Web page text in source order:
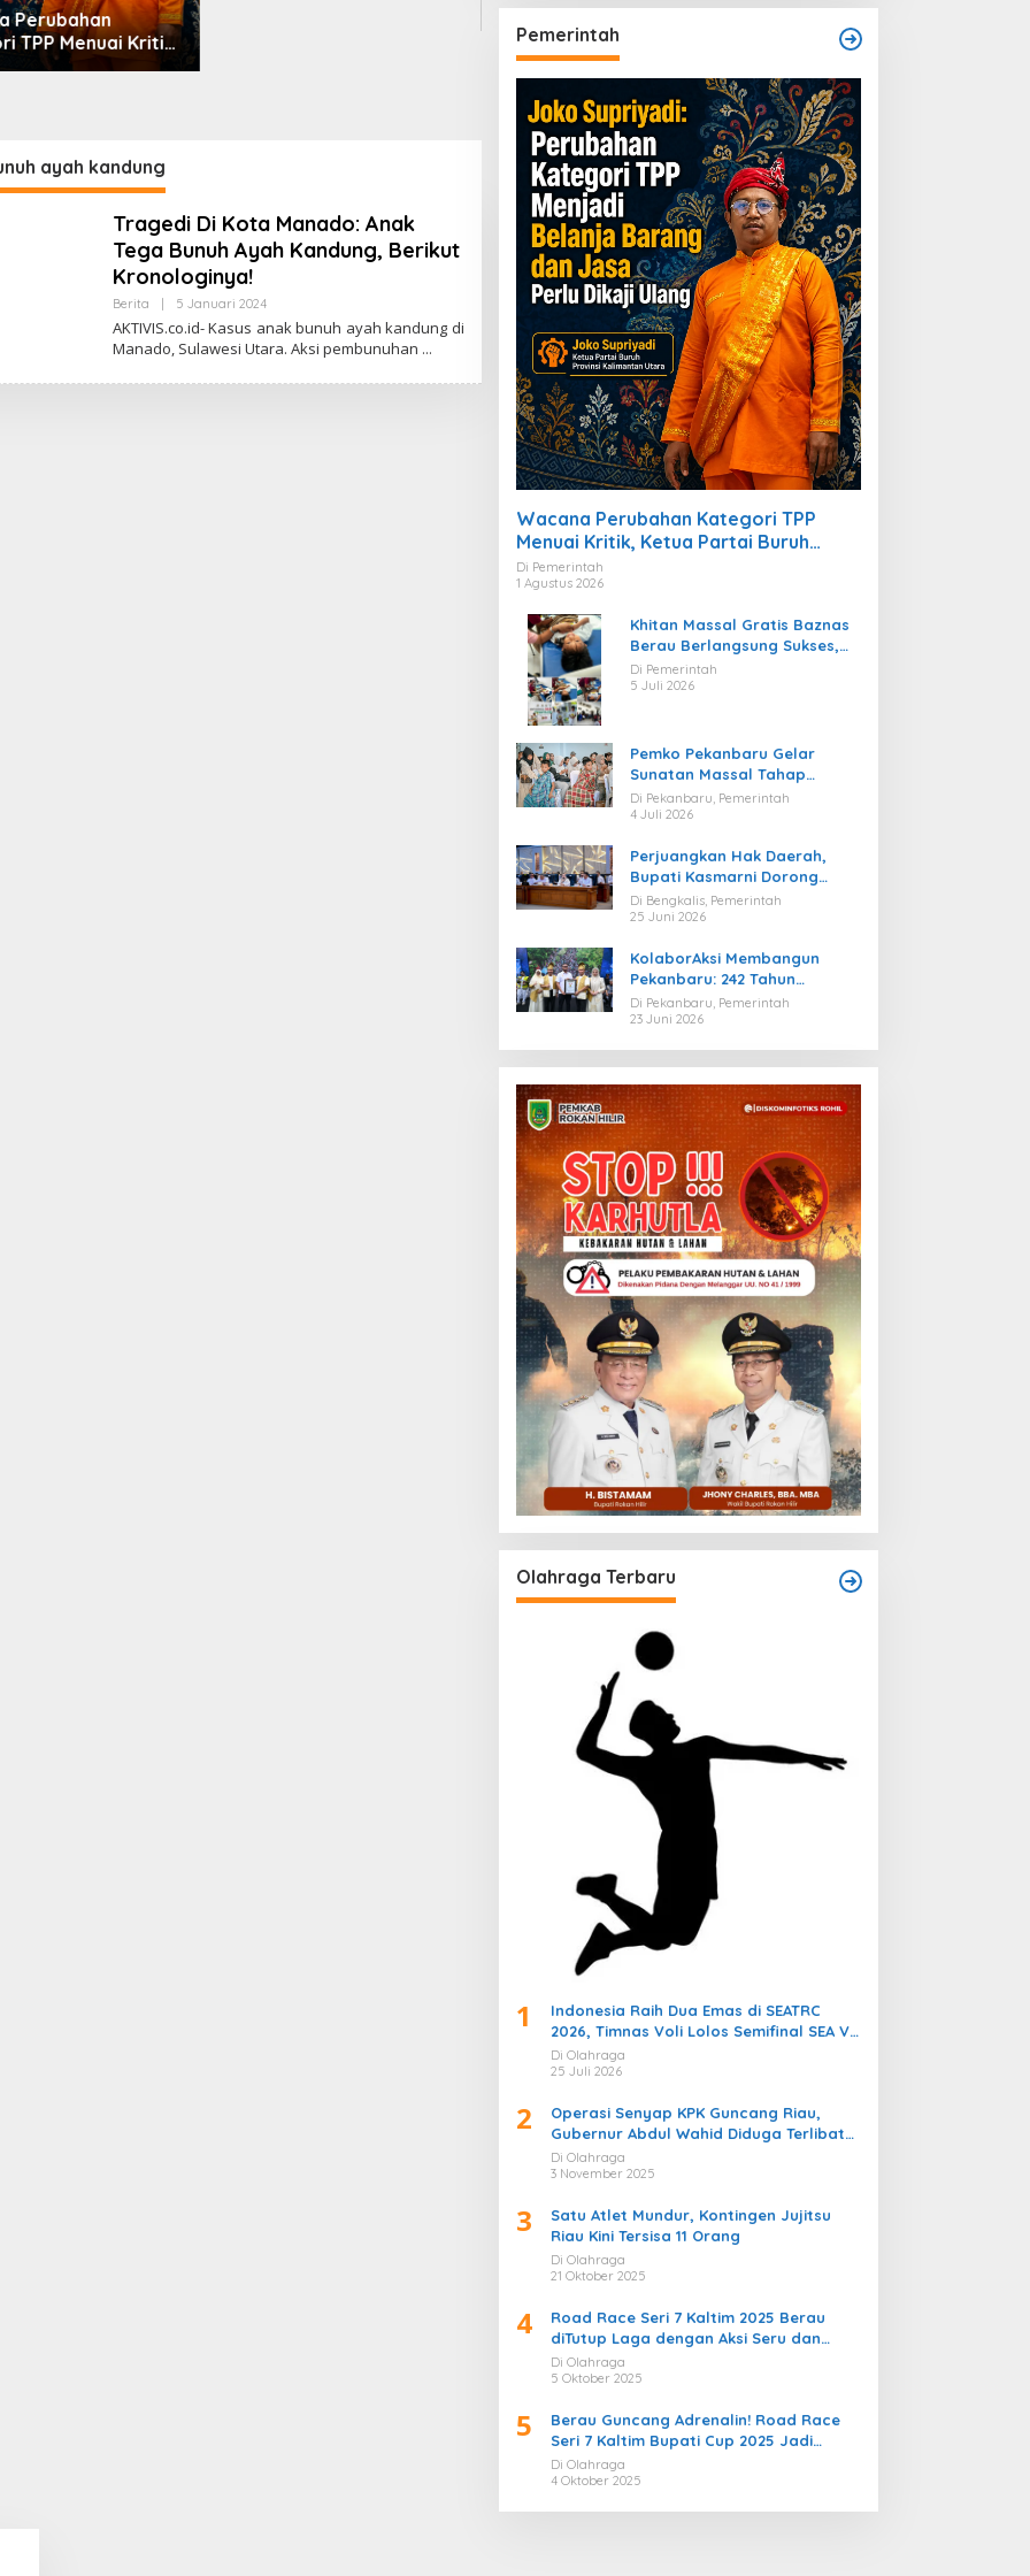
Ajukan Permohonan RDP
ke DPRD Berau Bahas
Regulasi dan Solusi Transisi
MBLB
Dibiarkan
ayah kandung
Tragedi Di Kota Manado: Anak
Tega Bunuh Ayah Kandung, Berikut
Kronologinya!
Berita 5 Januari 2024O
E
H
K
AKTIVIS.co.id- Kasus anak bunuh ayah kandung di
Manado, Sulawesi Utara. Aksi pembunuhan
Pemerintah
Wacana Perubahan Kategori TPP
Menuai Kritik, Ketua Partai Buruh
Kaltara Tekankan Kepatuhan Regulasi
Di Pemerintah
1 Agustus 2026
Khitan Massal Gratis Baznas
Berau Berlangsung Sukses,
Hadirkan Kebahagiaan bagi
Puluhan Anak
Di Pemerintah
5 Juli 2026
Pemko Pekanbaru Gelar
Sunatan Massal Tahap
Kedua, 100 Anak Ikuti Khitan
Gratis
Di Pekanbaru, Pemerintah
4 Juli 2026
Perjuangkan Hak Daerah,
Bupati Kasmarni Dorong
BUMD PT BLJ Diprioritaskan
Kelola Migas
Di Bengkalis, Pemerintah
25 Juni 2026
KolaborAksi Membangun
Pekanbaru: 242 Tahun
Melangkah Menuju Kota yang
Lebih Maju
Di Pekanbaru, Pemerintah
23 Juni 2026
Olahraga Terbaru
1
Indonesia Raih Dua Emas di SEATRC
2026, Timnas Voli Lolos Semifinal SEA V
Cup! Pekan Olahraga Nasional
Bergemuruh
Di Olahraga
25 Juli 2026
2
Operasi Senyap KPK Guncang Riau,
Gubernur Abdul Wahid Diduga Terlibat
Kasus Korupsi Proyek
Di Olahraga
3 November 2025
3
Satu Atlet Mundur, Kontingen Jujitsu
Riau Kini Tersisa 11 Orang
Di Olahraga
21 Oktober 2025
4
Road Race Seri 7 Kaltim 2025 Berau
diTutup Laga dengan Aksi Seru dan
Penuh Sportivitas
Di Olahraga
5 Oktober 2025
5
Berau Guncang Adrenalin! Road Race
Seri 7 Kaltim Bupati Cup 2025 Jadi
Momentum Lahirnya Sirkuit Permanen
2026
Di Olahraga
4 Oktober 2025